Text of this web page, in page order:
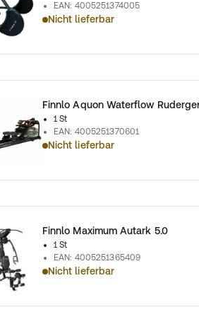
EAN: 4005251374005
Nicht lieferbar
Finnlo Aquon Waterflow
1 St
EAN: 4005251370601
Nicht lieferbar
Finnlo Maximum Autark 5.0
1 St
EAN: 4005251365409
Nicht lieferbar